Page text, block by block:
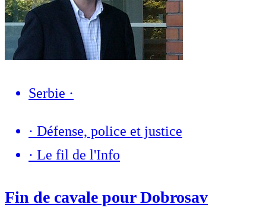
Serbie ·
· Défense, police et justice
· Le fil de l'Info
Fin de cavale pour Dobrosav